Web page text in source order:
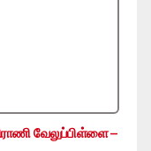
வேலுப்பிள்ளை –